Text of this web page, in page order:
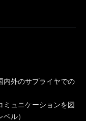
内外のサプライヤでの
ミュニケーションを図
ル）